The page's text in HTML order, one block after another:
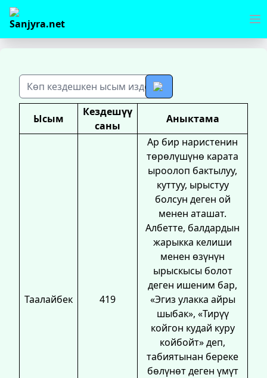
Ысым
Кездешүү
саны
Аныктама
Таалайбек 419
Ар бир наристенин
төрөлүшүнө карата
ыроолоп бактылуу,
куттуу, ырыстуу
болсун деген ой
менен аташат.
Албетте, балдардын
жарыкка келиши
менен өзүнүн
ырыскысы болот
деген ишеним бар,
«Эгиз улакка айры
шыбак», «Тирүү
койгон кудай куру
койбойт» деп,
табиятынан береке
бөлүнөт деген үмүт